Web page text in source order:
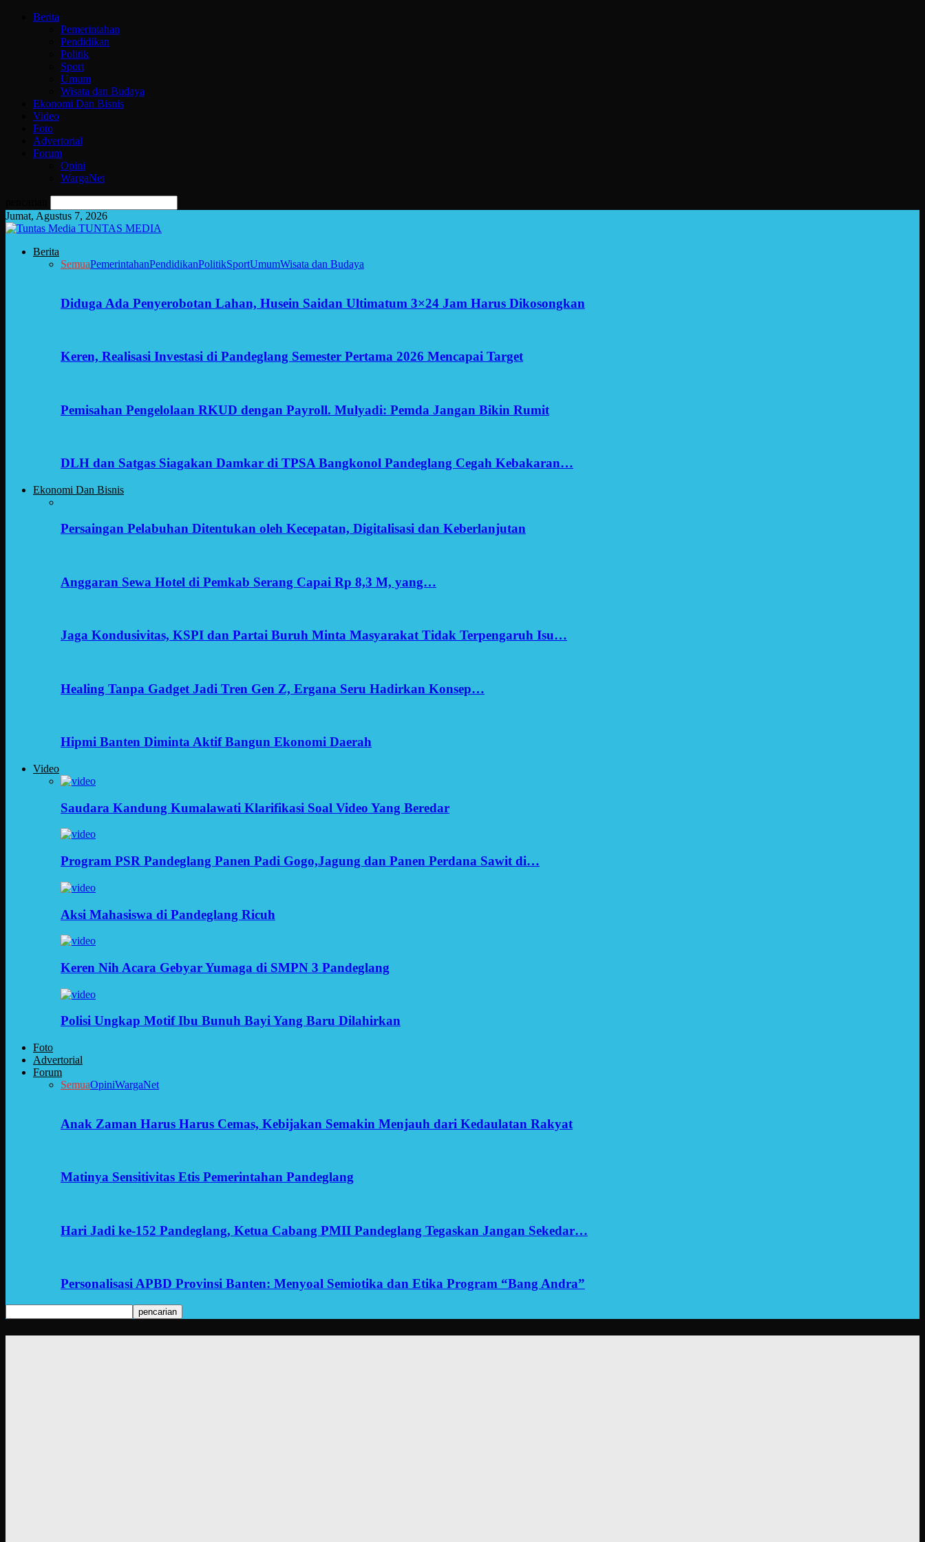
Berita
Pemerintahan
Pendidikan
Politik
Sport
Umum
Wisata dan Budaya
Ekonomi Dan Bisnis
Video
Foto
Advertorial
Forum
Opini
WargaNet
Jumat, Agustus 7, 2026
TUNTAS MEDIA
Berita
SemuaPemerintahanPendidikanPolitikSportUmumWisata dan Budaya
Diduga Ada Penyerobotan Lahan, Husein Saidan Ultimatum 3×24 Jam Harus Dikosongkan
Keren, Realisasi Investasi di Pandeglang Semester Pertama 2026 Mencapai Target
Pemisahan Pengelolaan RKUD dengan Payroll. Mulyadi: Pemda Jangan Bikin Rumit
DLH dan Satgas Siagakan Damkar di TPSA Bangkonol Pandeglang Cegah Kebakaran…
Ekonomi Dan Bisnis
Persaingan Pelabuhan Ditentukan oleh Kecepatan, Digitalisasi dan Keberlanjutan
Anggaran Sewa Hotel di Pemkab Serang Capai Rp 8,3 M, yang…
Jaga Kondusivitas, KSPI dan Partai Buruh Minta Masyarakat Tidak Terpengaruh Isu…
Healing Tanpa Gadget Jadi Tren Gen Z, Ergana Seru Hadirkan Konsep…
Hipmi Banten Diminta Aktif Bangun Ekonomi Daerah
Video
Saudara Kandung Kumalawati Klarifikasi Soal Video Yang Beredar
Program PSR Pandeglang Panen Padi Gogo,Jagung dan Panen Perdana Sawit di…
Aksi Mahasiswa di Pandeglang Ricuh
Keren Nih Acara Gebyar Yumaga di SMPN 3 Pandeglang
Polisi Ungkap Motif Ibu Bunuh Bayi Yang Baru Dilahirkan
Foto
Advertorial
Forum
SemuaOpiniWargaNet
Anak Zaman Harus Harus Cemas, Kebijakan Semakin Menjauh dari Kedaulatan Rakyat
Matinya Sensitivitas Etis Pemerintahan Pandeglang
Hari Jadi ke-152 Pandeglang, Ketua Cabang PMII Pandeglang Tegaskan Jangan Sekedar…
Personalisasi APBD Provinsi Banten: Menyoal Semiotika dan Etika Program “Bang Andra”